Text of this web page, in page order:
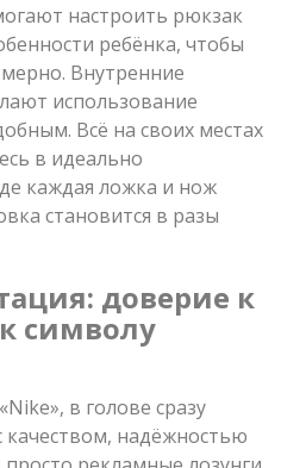
настроить рюкзак
ребёнка, чтобы
Внутренние
использование
Всё на своих местах
в идеально
каждая ложка и нож
становится в разы
доверие к
символу
в голове сразу
надёжностью